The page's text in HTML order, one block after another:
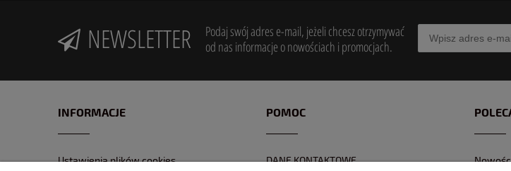
NEWSLETTER
Podaj swój adres e-mail, jeżeli chcesz otrzymywać
od nas informacje o nowościach i promocjach.
INFORMACJE
Ustawienia plików cookies
POMOC
DANE KONTAKTOWE